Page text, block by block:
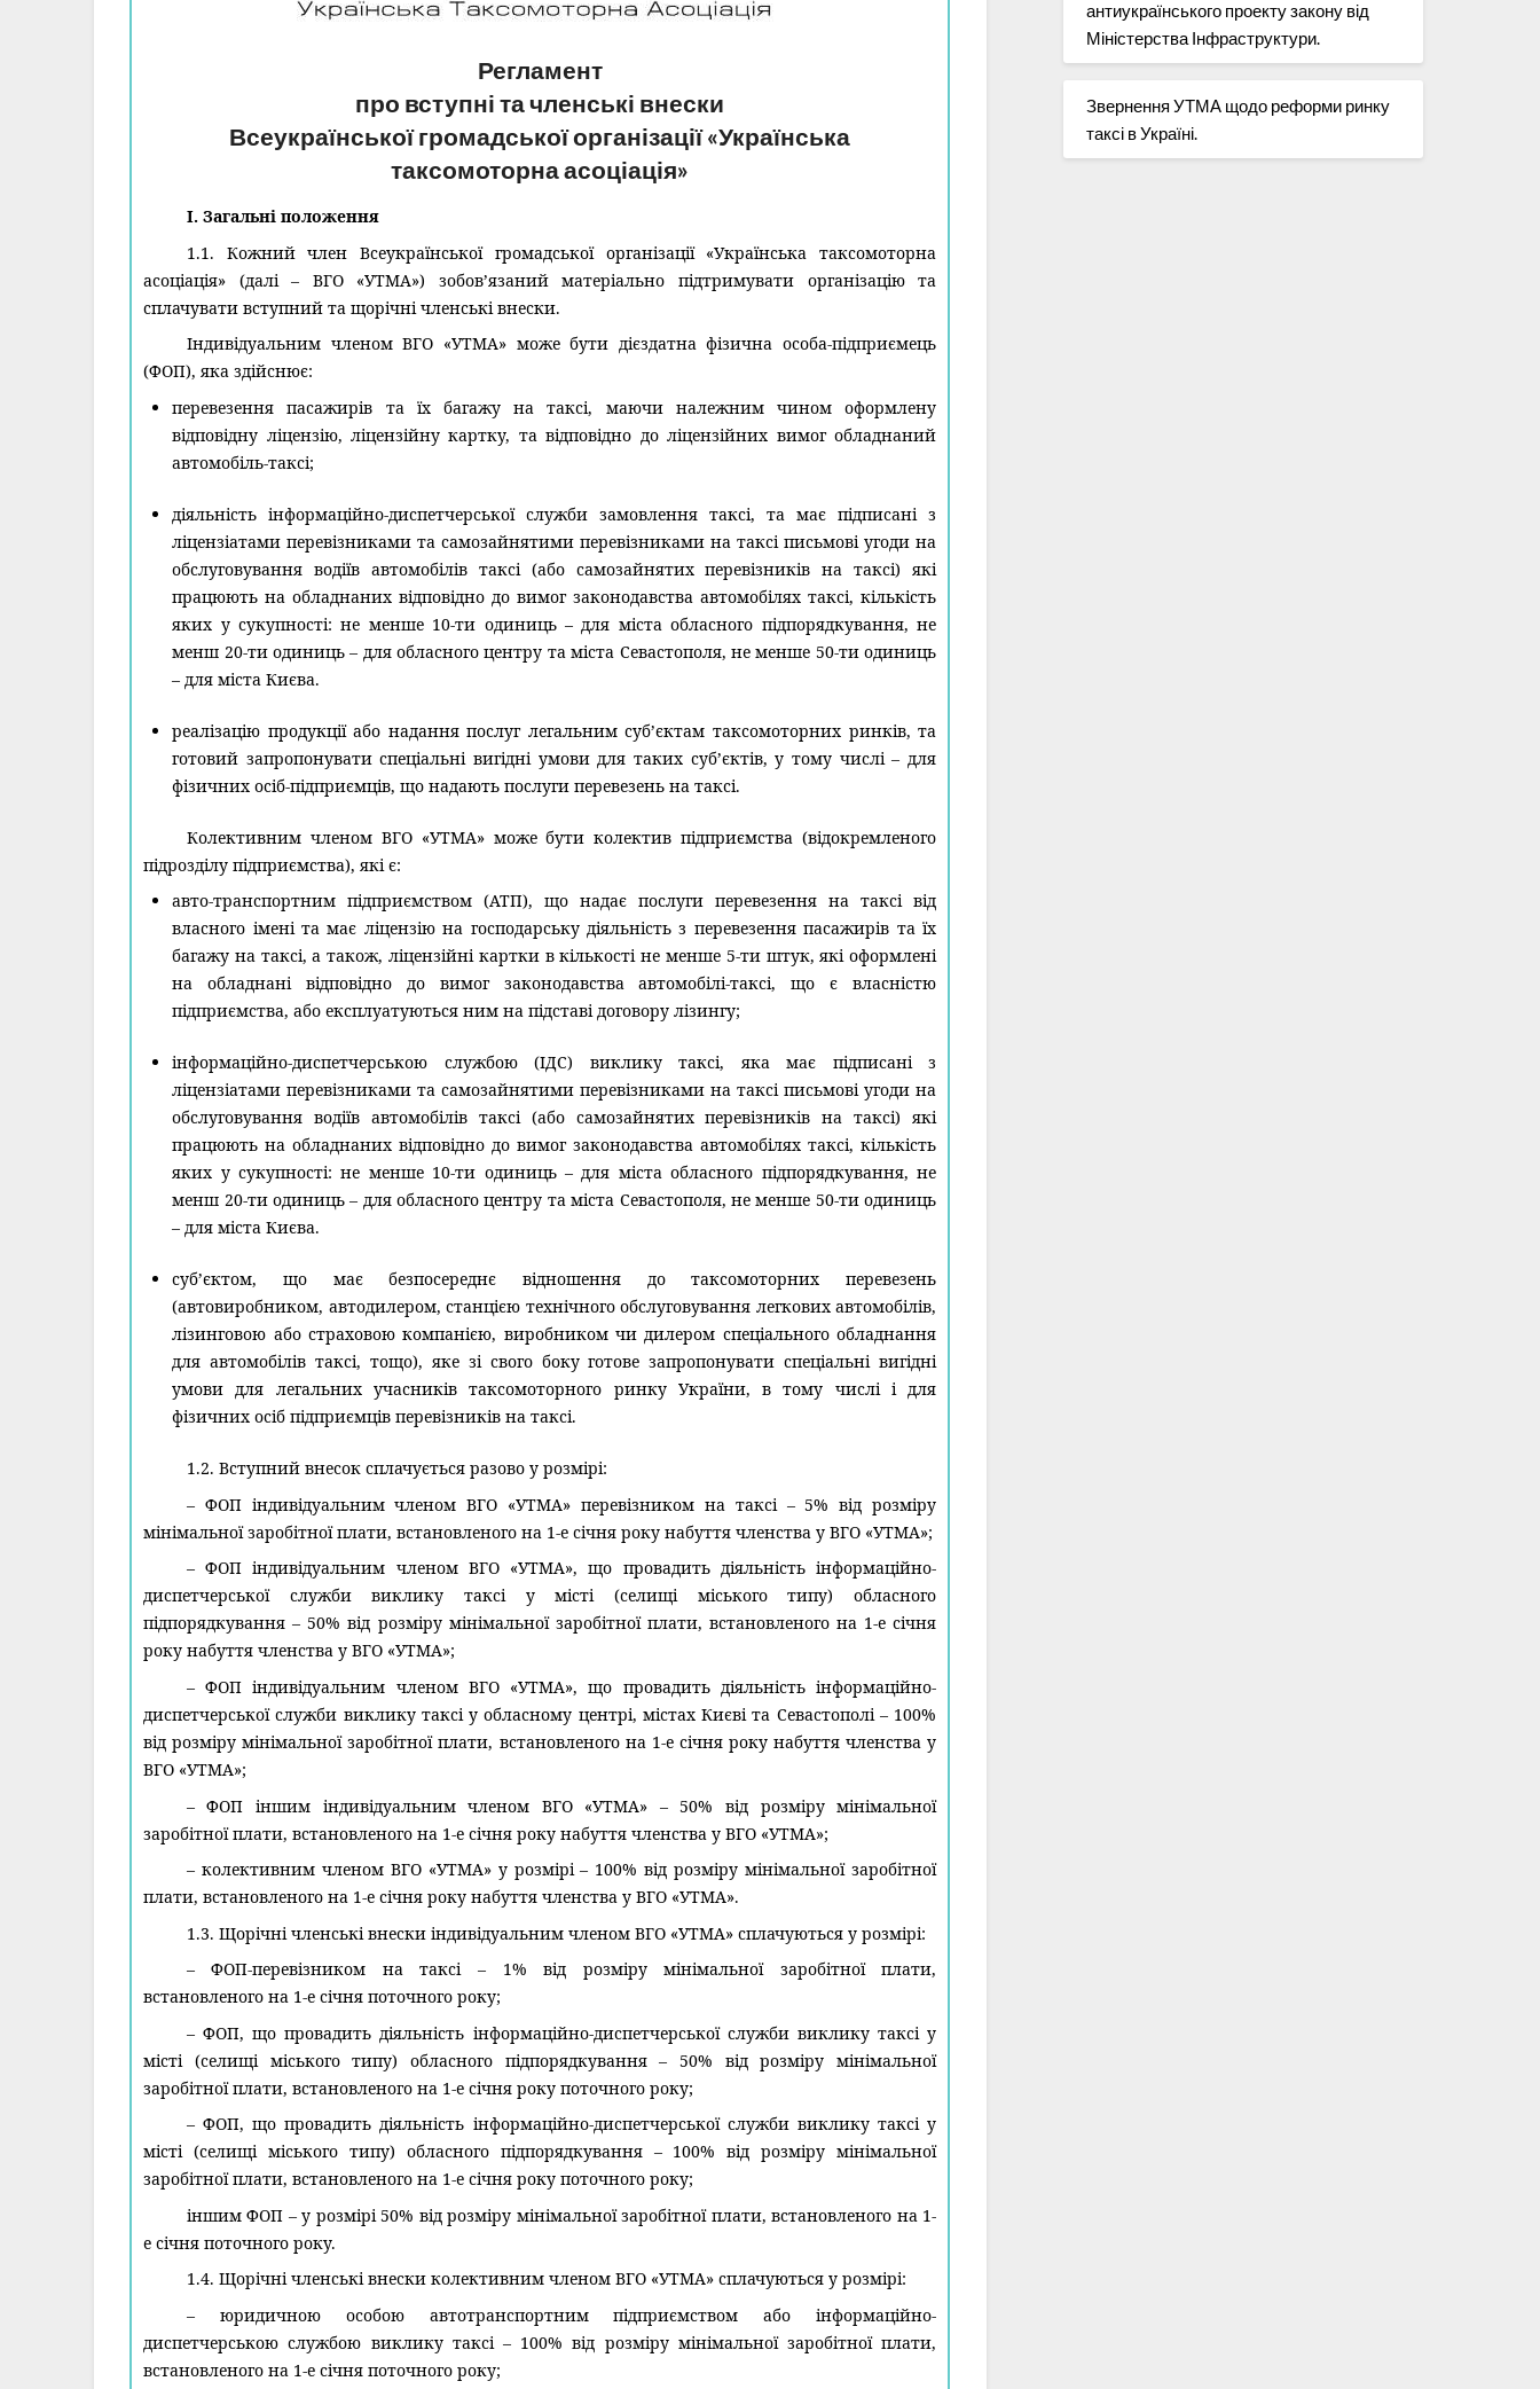
Регламент
про вступні та членські внески
Всеукраїнської громадської організації «Українська
таксомоторна асоціація»
I. Загальні положення
1.1. Кожний член Всеукраїнської громадської організації «Українська таксомоторна
асоціація» (далі – ВГО «УТМА») зобов’язаний матеріально підтримувати організацію та
сплачувати вступний та щорічні членські внески.
Індивідуальним членом ВГО «УТМА» може бути дієздатна фізична особа-підприємець
(ФОП), яка здійснює:
перевезення пасажирів та їх багажу на таксі, маючи належним чином оформлену
відповідну ліцензію, ліцензійну картку, та відповідно до ліцензійних вимог обладнаний
автомобіль-таксі;
діяльність інформаційно-диспетчерської служби замовлення таксі, та має підписані з
ліцензіатами перевізниками та самозайнятими перевізниками на таксі письмові угоди на
обслуговування водіїв автомобілів таксі (або самозайнятих перевізників на таксі) які
працюють на обладнаних відповідно до вимог законодавства автомобілях таксі, кількість
яких у сукупності: не менше 10-ти одиниць – для міста обласного підпорядкування, не
менш 20-ти одиниць – для обласного центру та міста Севастополя, не менше 50-ти одиниць
– для міста Києва.
реалізацію продукції або надання послуг легальним суб’єктам таксомоторних ринків, та
готовий запропонувати спеціальні вигідні умови для таких суб’єктів, у тому числі – для
фізичних осіб-підприємців, що надають послуги перевезень на таксі.
Колективним членом ВГО «УТМА» може бути колектив підприємства (відокремленого
підрозділу підприємства), які є:
авто-транспортним підприємством (АТП), що надає послуги перевезення на таксі від
власного імені та має ліцензію на господарську діяльність з перевезення пасажирів та їх
багажу на таксі, а також, ліцензійні картки в кількості не менше 5-ти штук, які оформлені
на обладнані відповідно до вимог законодавства автомобілі-таксі, що є власністю
підприємства, або експлуатуються ним на підставі договору лізингу;
інформаційно-диспетчерською службою (ІДС) виклику таксі, яка має підписані з
ліцензіатами перевізниками та самозайнятими перевізниками на таксі письмові угоди на
обслуговування водіїв автомобілів таксі (або самозайнятих перевізників на таксі) які
працюють на обладнаних відповідно до вимог законодавства автомобілях таксі, кількість
яких у сукупності: не менше 10-ти одиниць – для міста обласного підпорядкування, не
менш 20-ти одиниць – для обласного центру та міста Севастополя, не менше 50-ти одиниць
– для міста Києва.
суб’єктом, що має безпосереднє відношення до таксомоторних перевезень
(автовиробником, автодилером, станцією технічного обслуговування легкових автомобілів,
лізинговою або страховою компанією, виробником чи дилером спеціального обладнання
для автомобілів таксі, тощо), яке зі свого боку готове запропонувати спеціальні вигідні
умови для легальних учасників таксомоторного ринку України, в тому числі і для
фізичних осіб підприємців перевізників на таксі.
1.2. Вступний внесок сплачується разово у розмірі:
– ФОП індивідуальним членом ВГО «УТМА» перевізником на таксі – 5% від розміру
мінімальної заробітної плати, встановленого на 1-е січня року набуття членства у ВГО «УТМА»;
– ФОП індивідуальним членом ВГО «УТМА», що провадить діяльність інформаційно-
диспетчерської служби виклику таксі у місті (селищі міського типу) обласного
підпорядкування – 50% від розміру мінімальної заробітної плати, встановленого на 1-е січня
року набуття членства у ВГО «УТМА»;
– ФОП індивідуальним членом ВГО «УТМА», що провадить діяльність інформаційно-
диспетчерської служби виклику таксі у обласному центрі, містах Києві та Севастополі – 100%
від розміру мінімальної заробітної плати, встановленого на 1-е січня року набуття членства у
ВГО «УТМА»;
– ФОП іншим індивідуальним членом ВГО «УТМА» – 50% від розміру мінімальної
заробітної плати, встановленого на 1-е січня року набуття членства у ВГО «УТМА»;
– колективним членом ВГО «УТМА» у розмірі – 100% від розміру мінімальної заробітної
плати, встановленого на 1-е січня року набуття членства у ВГО «УТМА».
1.3. Щорічні членські внески індивідуальним членом ВГО «УТМА» сплачуються у розмірі:
– ФОП-перевізником на таксі – 1% від розміру мінімальної заробітної плати,
встановленого на 1-е січня поточного року;
– ФОП, що провадить діяльність інформаційно-диспетчерської служби виклику таксі у
місті (селищі міського типу) обласного підпорядкування – 50% від розміру мінімальної
заробітної плати, встановленого на 1-е січня року поточного року;
– ФОП, що провадить діяльність інформаційно-диспетчерської служби виклику таксі у
місті (селищі міського типу) обласного підпорядкування – 100% від розміру мінімальної
заробітної плати, встановленого на 1-е січня року поточного року;
іншим ФОП – у розмірі 50% від розміру мінімальної заробітної плати, встановленого на 1-
е січня поточного року.
1.4. Щорічні членські внески колективним членом ВГО «УТМА» сплачуються у розмірі:
– юридичною особою автотранспортним підприємством або інформаційно-
диспетчерською службою виклику таксі – 100% від розміру мінімальної заробітної плати,
встановленого на 1-е січня поточного року;
антиукраїнського проекту закону від
Міністерства Інфраструктури.
Звернення УТМА щодо реформи ринку
таксі в Україні.